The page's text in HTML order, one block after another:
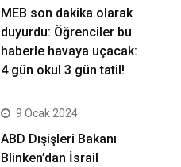
MEB son dakika olarak
duyurdu: Öğrenciler bu
haberle havaya uçacak:
4 gün okul 3 gün tatil!
9 Ocak 2024
ABD Dışişleri Bakanı
Blinken’dan İsrail